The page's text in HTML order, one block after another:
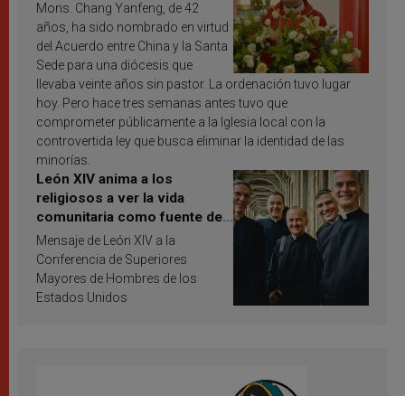
Mons. Chang Yanfeng, de 42
años, ha sido nombrado en virtud
del Acuerdo entre China y la Santa
Sede para una diócesis que
llevaba veinte años sin pastor. La ordenación tuvo lugar
hoy. Pero hace tres semanas antes tuvo que
comprometer públicamente a la Iglesia local con la
controvertida ley que busca eliminar la identidad de las
minorías.
León XIV anima a los
religiosos a ver la vida
comunitaria como fuente de
inspiración y santificación
Mensaje de León XIV a la
Conferencia de Superiores
Mayores de Hombres de los
Estados Unidos